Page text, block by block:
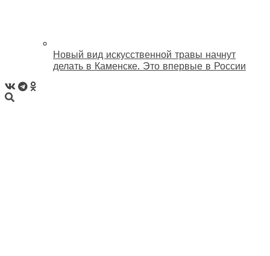
Новый вид искусственной травы начнут
делать в Каменске. Это впервые в России